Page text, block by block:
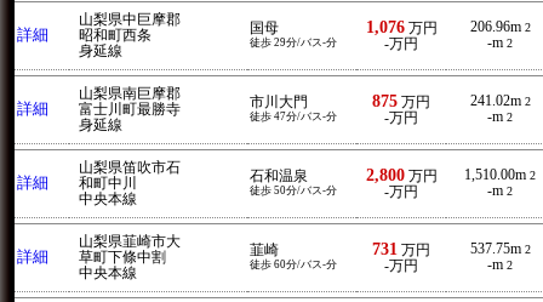
詳細
山梨県中巨摩郡
昭和町西条
身延線
国母
徒歩 29分/バス-分
1,076万円
-万円
206.96m 2
-m 2
詳細
山梨県南巨摩郡
富士川町最勝寺
身延線
市川大門
徒歩 47分/バス-分
875 万円
-万円
241.02m 2
-m 2
詳細
山梨県笛吹市石
和町中川
中央本線
石和温泉
徒歩 50分/バス-分
2,800万円
-万円
1,510.00m 2
-m 2
詳細
山梨県韮崎市大
草町下條中割
中央本線
韮崎
徒歩 60分/バス-分
731 万円
-万円
537.75m 2
-m 2